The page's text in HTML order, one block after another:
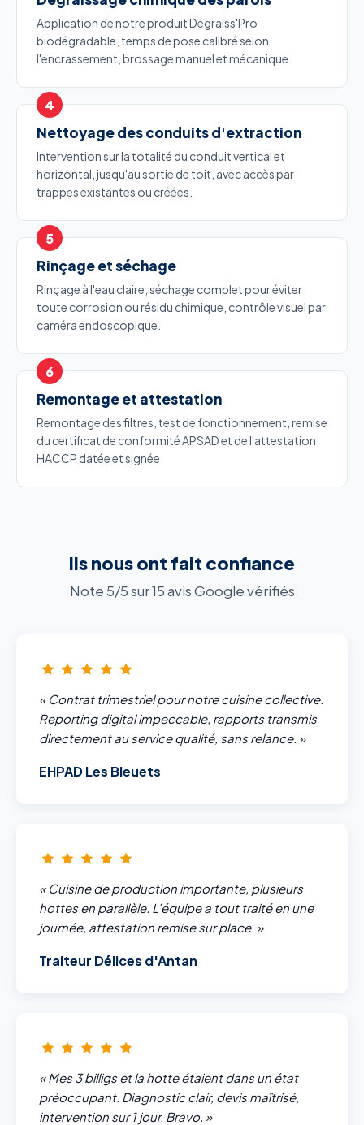
Application de notre produit Dégraiss'Pro
biodégradable, temps de pose calibré selon
l'encrassement, brossage manuel et mécanique.
Nettoyage des conduits d'extraction
Intervention sur la totalité du conduit vertical et
horizontal, jusqu'au sortie de toit, avec accès par
trappes existantes ou créées.
Rinçage et séchage
Rinçage à l'eau claire, séchage complet pour éviter
toute corrosion ou résidu chimique, contrôle visuel par
caméra endoscopique.
Remontage et attestation
Remontage des filtres, test de fonctionnement, remise
du certificat de conformité APSAD et de l'attestation
HACCP datée et signée.
Ils nous ont fait confiance
Note 5/5 sur 15 avis Google vérifiés
« Contrat trimestriel pour notre cuisine collective.
Reporting digital impeccable, rapports transmis
directement au service qualité, sans relance. »
EHPAD Les Bleuets
« Cuisine de production importante, plusieurs
hottes en parallèle. L'équipe a tout traité en une
journée, attestation remise sur place. »
Traiteur Délices d'Antan
« Mes 3 billigs et la hotte étaient dans un état
préoccupant. Diagnostic clair, devis maîtrisé,
intervention sur 1 jour. Bravo. »